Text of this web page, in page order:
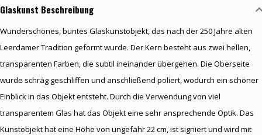
Glaskunst Beschreibung
Wunderschönes, buntes Glaskunstobjekt, das nach der 250 Jahre alten
Leerdamer Tradition geformt wurde. Der Kern besteht aus zwei hellen,
transparenten Farben, die subtil ineinander übergehen. Die Oberseite
wurde schräg geschliffen und anschließend poliert, wodurch ein schöner
Einblick in das Objekt entsteht. Durch die Verwendung von viel
transparentem Glas hat das Objekt eine sehr ansprechende Optik. Das
Kunstobjekt hat eine Höhe von ungefähr 22 cm, ist signiert und wird mit